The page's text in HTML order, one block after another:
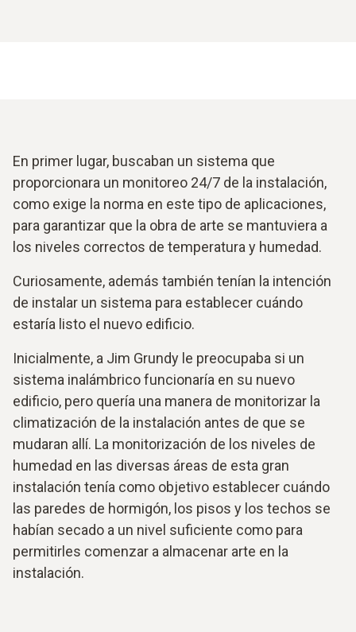
En primer lugar, buscaban un sistema que
proporcionara un monitoreo 24/7 de la instalación,
como exige la norma en este tipo de aplicaciones,
para garantizar que la obra de arte se mantuviera a
los niveles correctos de temperatura y humedad.
Curiosamente, además también tenían la intención
de instalar un sistema para establecer cuándo
estaría listo el nuevo edificio.
Inicialmente, a Jim Grundy le preocupaba si un
sistema inalámbrico funcionaría en su nuevo
edificio, pero quería una manera de monitorizar la
climatización de la instalación antes de que se
mudaran allí. La monitorización de los niveles de
humedad en las diversas áreas de esta gran
instalación tenía como objetivo establecer cuándo
las paredes de hormigón, los pisos y los techos se
habían secado a un nivel suficiente como para
permitirles comenzar a almacenar arte en la
instalación.